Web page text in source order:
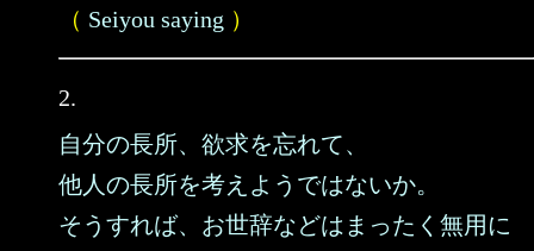
（ Seiyou saying ）
2.
自分の長所、欲求を忘れて、
他人の長所を考えようではないか。
そうすれば、お世辞などはまったく無用に